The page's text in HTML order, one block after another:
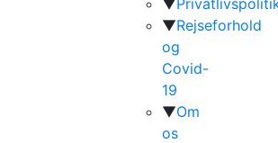
▼
▼Rejseforhold
og
Covid-
19
▼Om
os